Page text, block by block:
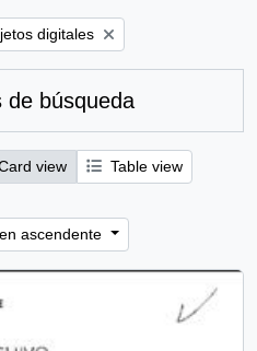
filter:digitales
de búsqueda
view
Table view
ascendente